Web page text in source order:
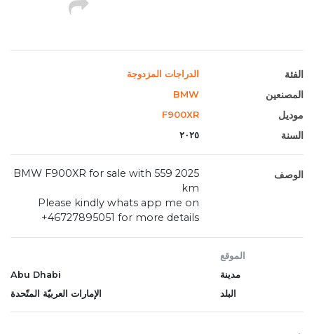
الفئة الدراجات المزدوجة
المصنعين BMW
موديل F900XR
السنة ٢٠٢٥
الوصف
2025 BMW F900XR for sale with 559
km
Please kindly whats app me on
+46727895051 for more details
الموقع
مدينة
Abu Dhabi
البلد
الإمارات العربيّة المتّحدة